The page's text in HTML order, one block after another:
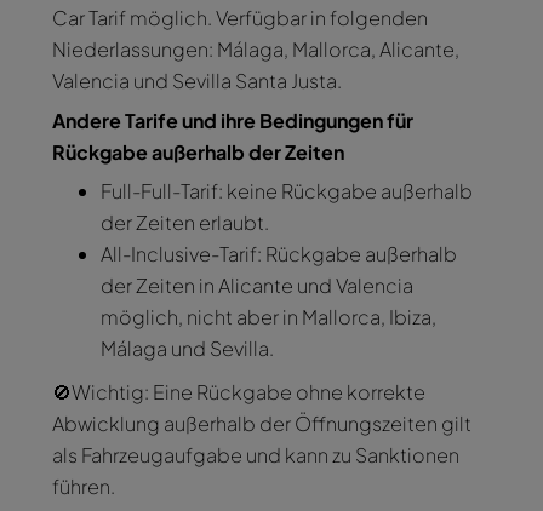
Car Tarif möglich. Verfügbar in folgenden
Niederlassungen: Málaga, Mallorca, Alicante,
Valencia und Sevilla Santa Justa.
Andere Tarife und ihre Bedingungen für
Rückgabe außerhalb der Zeiten
Full-Full-Tarif: keine Rückgabe außerhalb
der Zeiten erlaubt.
All-Inclusive-Tarif: Rückgabe außerhalb
der Zeiten in Alicante und Valencia
möglich, nicht aber in Mallorca, Ibiza,
Málaga und Sevilla.
🚫Wichtig: Eine Rückgabe ohne korrekte
Abwicklung außerhalb der Öffnungszeiten gilt
als Fahrzeugaufgabe und kann zu Sanktionen
führen.